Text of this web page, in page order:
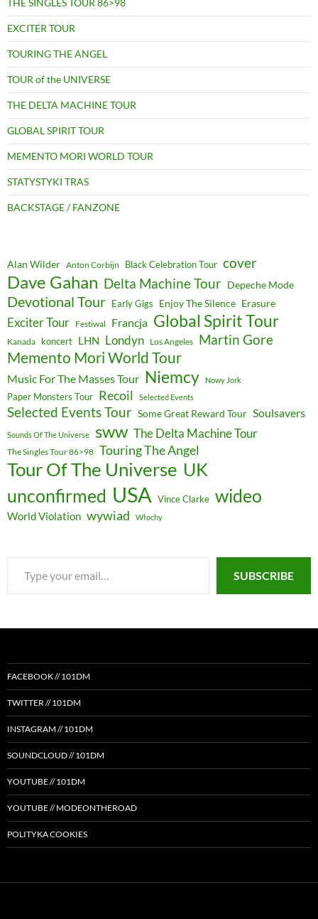
THE SINGLES TOUR 86>98
EXCITER TOUR
TOURING THE ANGEL
TOUR of the UNIVERSE
THE DELTA MACHINE TOUR
GLOBAL SPIRIT TOUR
MEMENTO MORI WORLD TOUR
STATYSTYKI TRAS
BACKSTAGE / FANZONE
Alan Wilder Anton Corbijn Black Celebration Tour cover
Dave Gahan Delta Machine Tour Depeche Mode
Devotional Tour Early Gigs Enjoy The Silence Erasure
Exciter Tour Festiwal Francja Global Spirit Tour
Kanada koncert LHN Londyn Los Angeles Martin Gore
Memento Mori World Tour
Music For The Masses Tour Niemcy Nowy Jork
Paper Monsters Tour Recoil Selected Events
Selected Events Tour Some Great Reward Tour Soulsavers
Sounds Of The Universe sww The Delta Machine Tour
The Singles Tour 86>98 Touring The Angel
Tour Of The Universe UK
unconfirmed USA Vince Clarke wideo
World Violation wywiad Włochy
SUBSCRIBE
FACEBOOK // 101DM
TWITTER // 101DM
INSTAGRAM // 101DM
SOUNDCLOUD // 101DM
YOUTUBE // 101DM
YOUTUBE // MODEONTHEROAD
POLITYKA COOKIES